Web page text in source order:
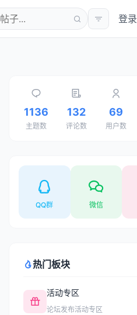
登录
1136
主题数
132
评论数
69
用户数
QQ群 微信
热门板块
活动专区
论坛发布活动专区